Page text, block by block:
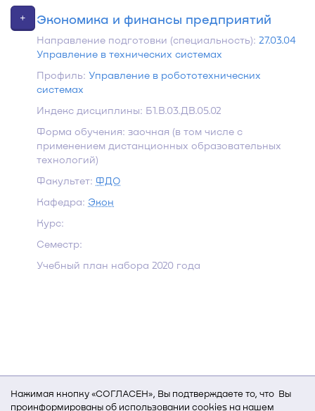
Нажимая кнопку «СОГЛАСЕН», Вы подтверждаете то, что Вы
проинформированы об использовании cookies на нашем
+ Экономика и финансы предприятий
Направление подготовки (специальность):27.03.04
Управление в технических системах
Профиль:Управление в робототехнических
системах
Индекс дисциплины: Б1.В.03.ДВ.05.02
Форма обучения: заочная (в том числе с
применением дистанционных образовательных
технологий)
Факультет: ФДО
Кафедра: Экон
Курс:
Семестр:
Учебный план набора 2020 года